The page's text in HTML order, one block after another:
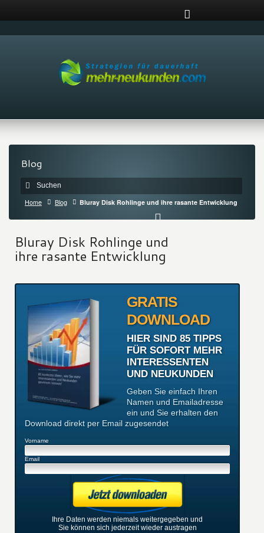
Blog
Home Blog Bluray Disk Rohlinge und ihre rasante Entwicklung
Bluray Disk Rohlinge und
ihre rasante Entwicklung
GRATIS
DOWNLOAD
HIER SIND 85 TIPPS
FÜR SOFORT MEHR
INTERESSENTEN
UND NEUKUNDEN
Geben Sie einfach Ihren
Namen und Emailadresse
ein und Sie erhalten den
Download direkt per Email zugesendet
Vorname
Email
Ihre Daten werden niemals weitergegeben und
Sie können sich jederzeit wieder austragen